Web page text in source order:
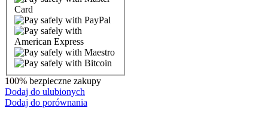
100% bezpieczne zakupy
Dodaj do ulubionych
Dodaj do porównania